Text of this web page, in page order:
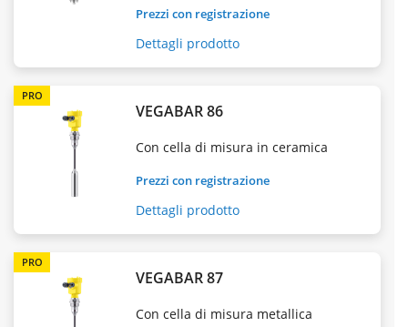
Prezzi con registrazione
Dettagli prodotto
PRO
VEGABAR 86
Con cella di misura in ceramica
Prezzi con registrazione
Dettagli prodotto
PRO
VEGABAR 87
Con cella di misura metallica